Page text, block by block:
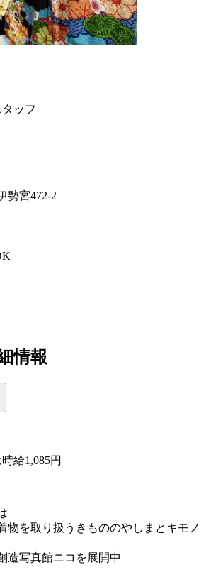
ッフ
勢宮472-2
情報
給1,085円
物を取り扱うきもののやしまとキモノ
造写真館ニコを展開中